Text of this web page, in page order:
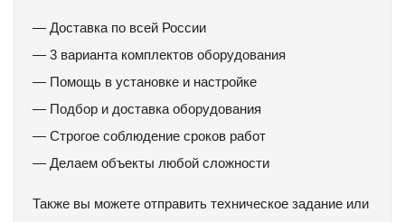
— Доставка по всей России
— 3 варианта комплектов оборудования
— Помощь в установке и настройке
— Подбор и доставка оборудования
— Строгое соблюдение сроков работ
— Делаем объекты любой сложности
Также вы можете отправить техническое задание или